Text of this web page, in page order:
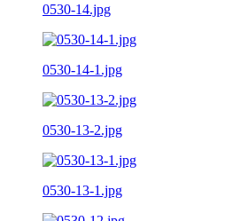
0530-14.jpg
0530-14-1.jpg
0530-13-2.jpg
0530-13-1.jpg